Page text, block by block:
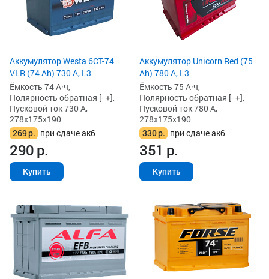
Аккумулятор Westa 6СТ-74
VLR (74 Ah) 730 А, L3
Ёмкость 74 А·ч,
Полярность обратная [- +],
Пусковой ток 730 А,
278x175x190
269р. при сдаче акб
290р.
Купить
Аккумулятор Unicorn Red (75
Ah) 780 А, L3
Ёмкость 75 А·ч,
Полярность обратная [- +],
Пусковой ток 780 А,
278x175x190
330р. при сдаче акб
351 р.
Купить